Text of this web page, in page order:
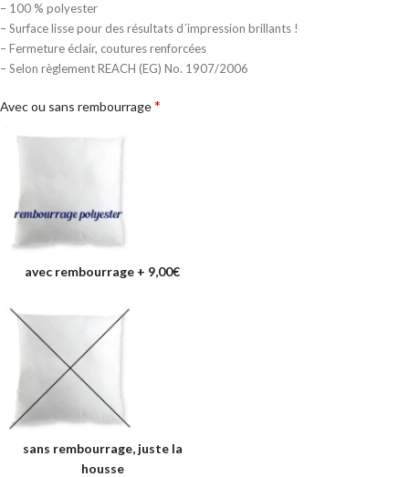
– 100 % polyester
– Surface lisse pour des résultats d´impression brillants !
– Fermeture éclair, coutures renforcées
– Selon règlement REACH (EG) No. 1907/2006
Avec ou sans rembourrage*
avec rembourrage + 9,00€
sans rembourrage, juste la
housse